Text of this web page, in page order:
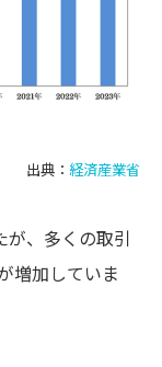
出典： 経済産業省
、多くの取引
増加していま